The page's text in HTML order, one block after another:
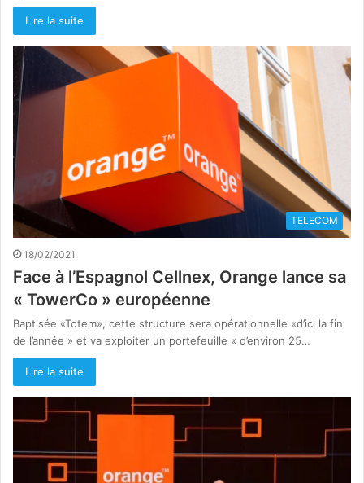
Lire la suite
TELECOM
18/02/2021
Face à l’Espagnol Cellnex, Orange lance sa
« TowerCo » européenne
Baptisée «Totem», cette structure sera opérationnelle «d’ici la fin
de l’année » et va exploiter un portefeuille « d’environ 25…
Lire la suite